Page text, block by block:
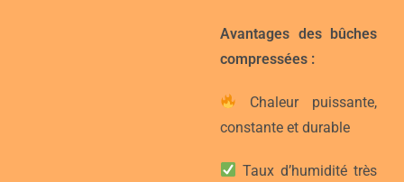
Avantages des bûches
compressées :
Chaleur puissante,
constante et durable
Taux d’humidité très